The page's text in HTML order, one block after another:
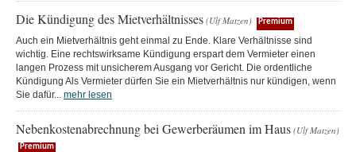
Die Kündigung des Mietverhältnisses (Ulf Matzen) Premium
Auch ein Mietverhältnis geht einmal zu Ende. Klare Verhältnisse sind
wichtig. Eine rechtswirksame Kündigung erspart dem Vermieter einen
langen Prozess mit unsicherem Ausgang vor Gericht. Die ordentliche
Kündigung Als Vermieter dürfen Sie ein Mietverhältnis nur kündigen, wenn
Sie dafür... mehr lesen
Nebenkostenabrechnung bei Gewerberäumen im Haus (Ulf Matzen)
Premium